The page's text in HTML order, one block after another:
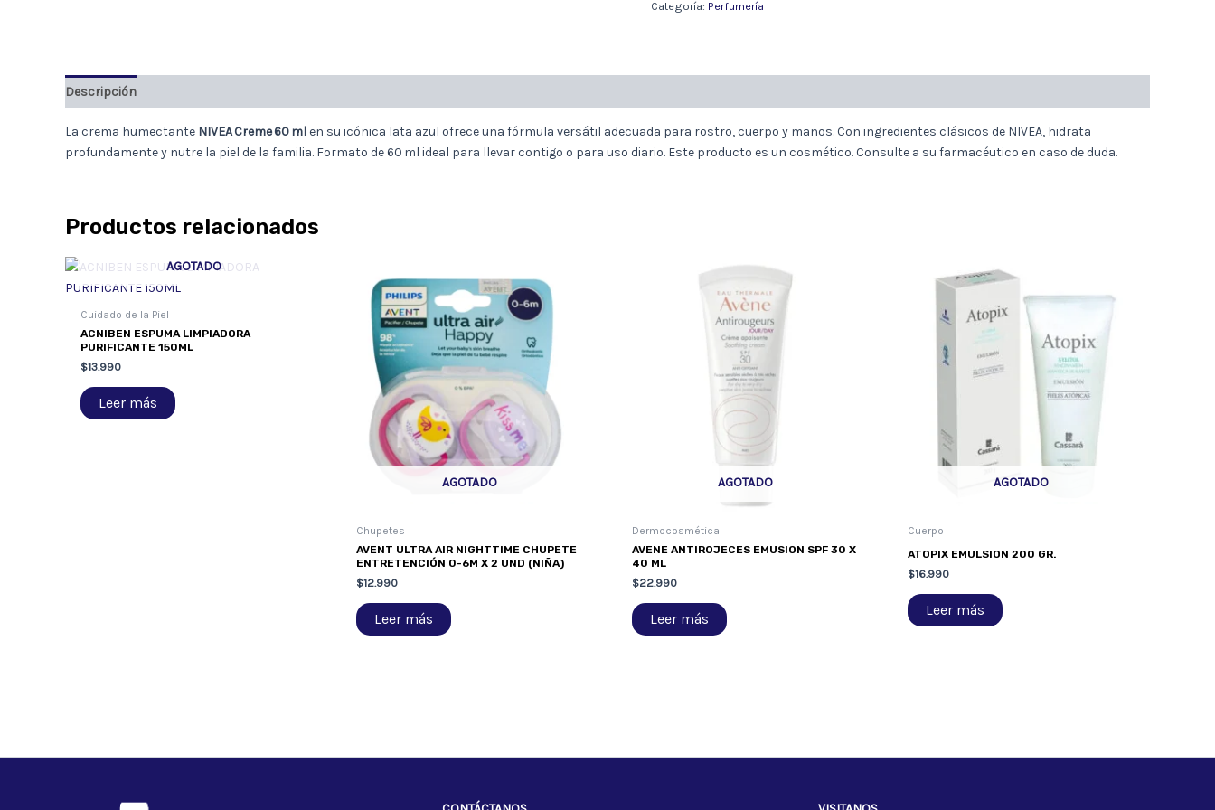
60ML
Categoría: Perfumería
Descripción
La crema humectante NIVEA Creme 60 mlen su icónica lata azul ofrece una fórmula versátil adecuada para rostro, cuerpo y manos. Con ingredientes clásicos de NIVEA, hidrata
profundamente y nutre la piel de la familia. Formato de 60 ml ideal para llevar contigo o para uso diario. Este producto es un cosmético. Consulte a su farmacéutico en caso de duda.
Productos relacionados
AGOTADO
Cuidado de la Piel
ACNIBEN ESPUMA LIMPIADORA
PURIFICANTE 150ML
$13.990
Leer más
AGOTADO
Chupetes
AVENT ULTRA AIR NIGHTTIME CHUPETE
ENTRETENCIÓN 0-6M X 2 UND (NIÑA)
$12.990
Leer más
AGOTADO
Dermocosmética
AVENE ANTIROJECES EMUSION SPF 30 X
40 ML
$22.990
Leer más
AGOTADO
Cuerpo
ATOPIX EMULSION 200 GR.
$16.990
Leer más